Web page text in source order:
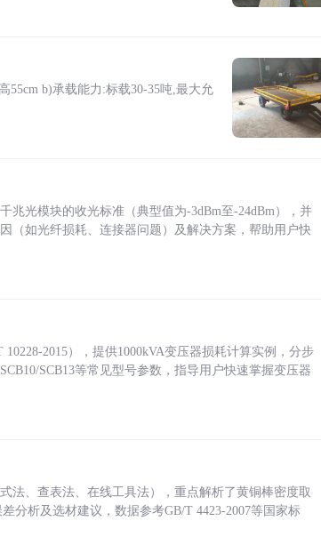
55cm b)承载能力:标载30-35吨,最大允
兆光模块的收光标准（典型值为-3dBm至-24dBm），并
（如光纤损耗、连接器问题）及解决方案，帮助用户快
2015），提供1000kVA变压器损耗计算实例，分步
SCB13等常见型号参数，指导用户快速掌握变压器
法、查表法、在线工具法），重点解析了黄铜棒密度取
分析及选材建议，数据参考GB/T 4423-2007等国家标